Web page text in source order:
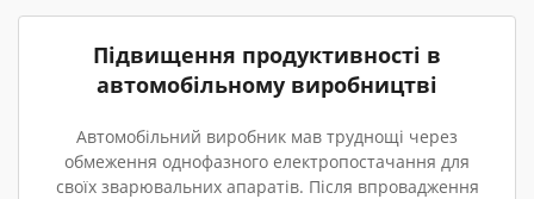
Підвищення продуктивності в
автомобільному виробництві
Автомобільний виробник мав труднощі через
обмеження однофазного електропостачання для
своїх зварювальних апаратів. Після впровадження